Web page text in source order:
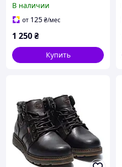
обувь
В наличии
от 125₴/мес
1 250₴
Купить